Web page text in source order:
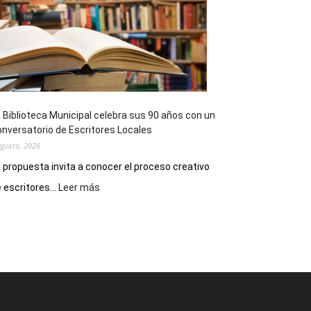
Impro”
en
Melipal
Biblioteca Municipal celebra sus 90 años con un
de Escritores Locales
2026
propuesta invita a conocer el proceso creativo
escritores...
Leer más
90